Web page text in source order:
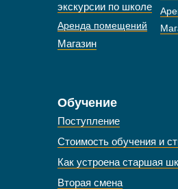
Обучение
экскурсии по школе
Аренда помещений
Магазин
Поступление
Стоимость обучения и
Как устроена старшая
Вторая смена